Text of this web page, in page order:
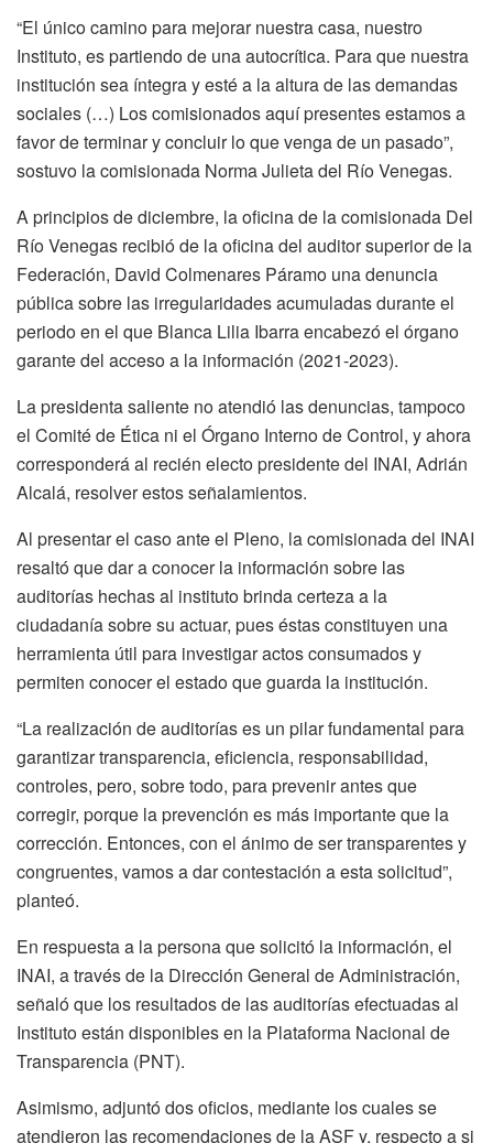
“El único camino para mejorar nuestra casa, nuestro
Instituto, es partiendo de una autocrítica. Para que nuestra
institución sea íntegra y esté a la altura de las demandas
sociales (…) Los comisionados aquí presentes estamos a
favor de terminar y concluir lo que venga de un pasado”,
sostuvo la comisionada Norma Julieta del Río Venegas.
A principios de diciembre, la oficina de la comisionada Del
Río Venegas recibió de la oficina del auditor superior de la
Federación, David Colmenares Páramo una denuncia
pública sobre las irregularidades acumuladas durante el
periodo en el que Blanca Lilia Ibarra encabezó el órgano
garante del acceso a la información (2021-2023).
La presidenta saliente no atendió las denuncias, tampoco
el Comité de Ética ni el Órgano Interno de Control, y ahora
corresponderá al recién electo presidente del INAI, Adrián
Alcalá, resolver estos señalamientos.
Al presentar el caso ante el Pleno, la comisionada del INAI
resaltó que dar a conocer la información sobre las
auditorías hechas al instituto brinda certeza a la
ciudadanía sobre su actuar, pues éstas constituyen una
herramienta útil para investigar actos consumados y
permiten conocer el estado que guarda la institución.
“La realización de auditorías es un pilar fundamental para
garantizar transparencia, eficiencia, responsabilidad,
controles, pero, sobre todo, para prevenir antes que
corregir, porque la prevención es más importante que la
corrección. Entonces, con el ánimo de ser transparentes y
congruentes, vamos a dar contestación a esta solicitud”,
planteó.
En respuesta a la persona que solicitó la información, el
INAI, a través de la Dirección General de Administración,
señaló que los resultados de las auditorías efectuadas al
Instituto están disponibles en la Plataforma Nacional de
Transparencia (PNT).
Asimismo, adjuntó dos oficios, mediante los cuales se
atendieron las recomendaciones de la ASF y, respecto a si